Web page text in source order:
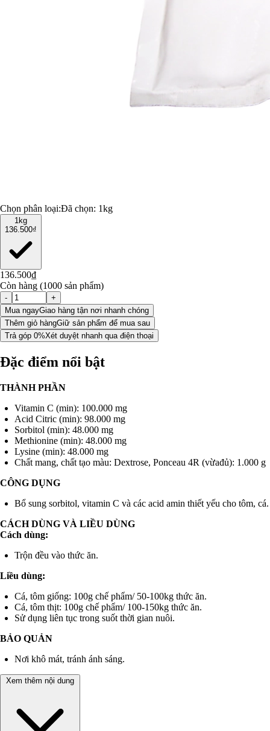
Chọn phân loại:Đã chọn: 1kg
1kg
136.500₫
136.500₫
Còn hàng (1000 sản phẩm)
-
+
Mua ngayGiao hàng tận nơi nhanh chóng
Thêm giỏ hàngGiữ sản phẩm để mua sau
Trả góp 0%Xét duyệt nhanh qua điện thoại
Đặc điểm nổi bật
THÀNH PHẦN
Vitamin C (min): 100.000 mg
Acid Citric (min): 98.000 mg
Sorbitol (min): 48.000 mg
Methionine (min): 48.000 mg
Lysine (min): 48.000 mg
Chất mang, chất tạo màu: Dextrose, Ponceau 4R (vừađủ): 1.000 g
CÔNG DỤNG
Bổ sung sorbitol, vitamin C và các acid amin thiết yếu cho tôm, cá.
CÁCH DÙNG VÀ LIỀU DÙNG
Cách dùng:
Trộn đều vào thức ăn.
Liều dùng:
Cá, tôm giống: 100g chế phẩm/ 50-100kg thức ăn.
Cá, tôm thịt: 100g chế phẩm/ 100-150kg thức ăn.
Sử dụng liên tục trong suốt thời gian nuôi.
BẢO QUẢN
Nơi khô mát, tránh ánh sáng.
Xem thêm nội dung